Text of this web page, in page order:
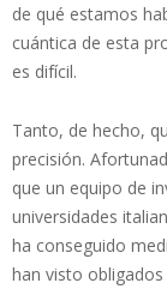
de qué estamos
cuántica de esta
es difícil.
Tanto, de hecho,
precisión.
que un equipo de
universidades
ha conseguido
han visto